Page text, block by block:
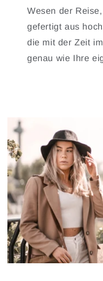
Wesen der
gefertigt aus
die mit der Zeit
genau wie Ihre